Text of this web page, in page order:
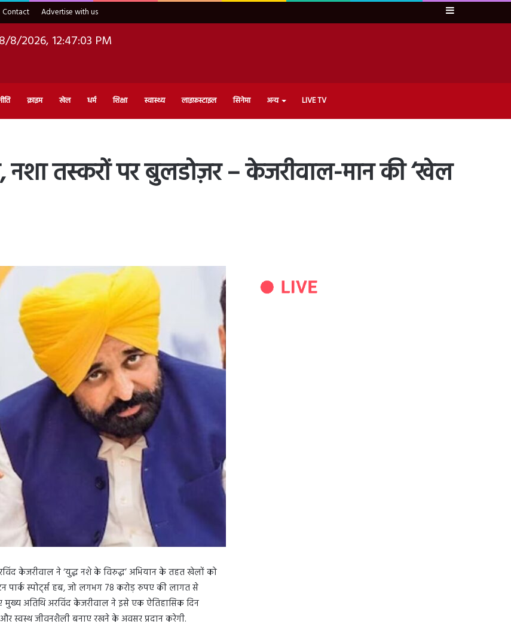
Contact Advertise with us Sidebar
8/8/2026, 12:47:04 PM
क्राइम खेल धर्म शिक्षा स्वास्थ्य लाइफ़स्टाइल सिनेमा अन्य LIVE TV
नशा तस्करों पर बुलडोज़र – केजरीवाल-मान की ‘खेल
केजरीवाल ने ‘युद्ध नशे के विरुद्ध’ अभियान के तहत खेलों को
स्पोर्ट्स हब, जो लगभग 78 करोड़ रुपए की लागत से
अतिथि अरविंद केजरीवाल ने इसे एक ऐतिहासिक दिन
स्वस्थ जीवनशैली बनाए रखने के अवसर प्रदान करेगी.